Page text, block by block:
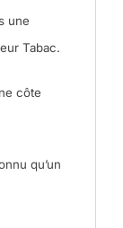
une
Tabac.
côte
qu’un